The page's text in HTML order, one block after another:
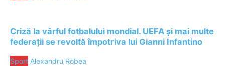
Criză la vârful fotbalului mondial. UEFA și mai multe
federații se revoltă împotriva lui Gianni Infantino
Sport Alexandru Robea